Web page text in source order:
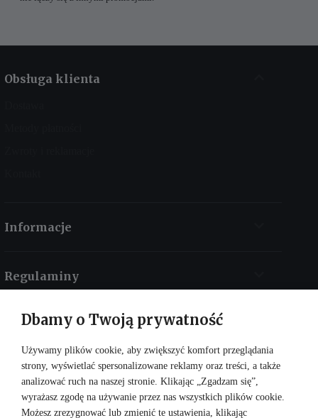
Obsługa klienta
Informacje
Regulaminy
Kontakt
Dbamy o Twoją prywatność
Używamy plików cookie, aby zwiększyć komfort przeglądania
strony, wyświetlać spersonalizowane reklamy oraz treści, a także
analizować ruch na naszej stronie. Klikając „Zgadzam się”,
wyrażasz zgodę na używanie przez nas wszystkich plików cookie.
Możesz zrezygnować lub zmienić te ustawienia, klikając